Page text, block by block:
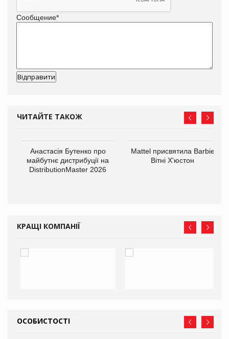
Сообщение*
ЧИТАЙТЕ ТАКОЖ
Анастасія Бутенко про
майбутнє дистрибуції на
DistributionMaster 2026
Mattel присвятила Barbie
Вітні Х'юстон
КРАЩІ КОМПАНІЇ
ОСОБИСТОСТІ